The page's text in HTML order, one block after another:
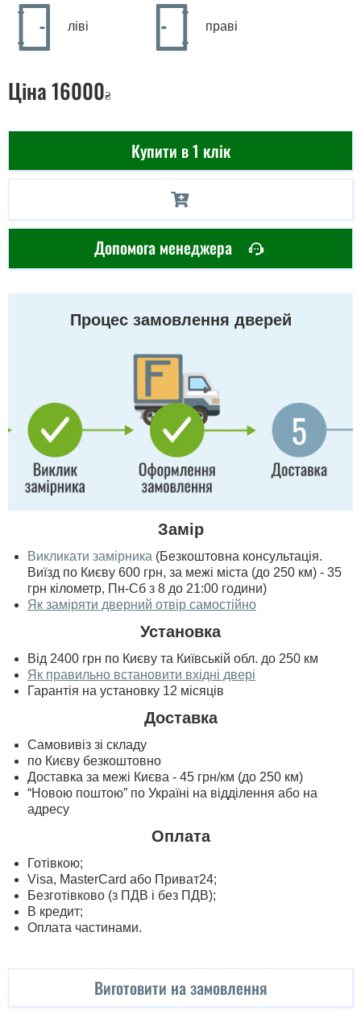
ліві праві
Ціна16000₴
Купити в 1 клік
Допомога менеджера
Процес замовлення дверей
Замір
Викликати замірника (Безкоштовна консультація.
Виїзд по Києву 600 грн, за межі міста (до 250 км) - 35
грн кілометр, Пн-Сб з 8 до 21:00 години)
Як заміряти дверний отвір самостійно
Установка
Від 2400 грн по Києву та Київській обл. до 250 км
Як правильно встановити вхідні двері
Гарантія на установку 12 місяців
Доставка
Самовивіз зі складу
по Києву безкоштовно
Доставка за межі Києва - 45 грн/км (до 250 км)
“Новою поштою” по Україні на відділення або на
адресу
Оплата
Готівкою;
Visa, MasterСard або Приват24;
Безготівково (з ПДВ і без ПДВ);
В кредит;
Оплата частинами.
Виготовити на замовлення